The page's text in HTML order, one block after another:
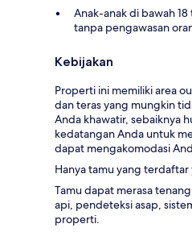
Anak-anak di bawah
tanpa pengawasan
Kebijakan
Properti ini memiliki area
dan teras yang mungkin
Anda khawatir, sebaiknya
kedatangan Anda untuk
dapat mengakomodasi
Hanya tamu yang
Tamu dapat merasa
api, pendeteksi asap,
properti.